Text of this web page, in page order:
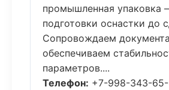
промышленная упаковка
подготовки оснастки до
Сопровождаем
обеспечиваем
параметров....
Телефон: +7-998-343-65-